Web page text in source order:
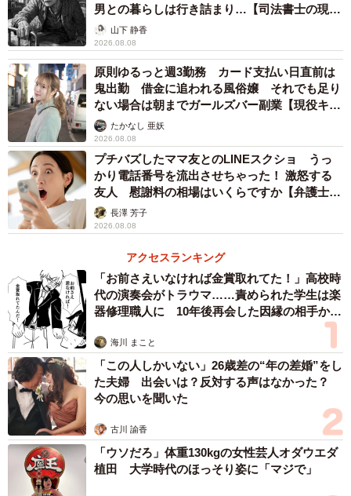
めの工夫はありますか。
「払わない」と言えないのは自然なことです。そこで1つの
考え方として「陰徳を積んでいる」と捉えてみてはいかが
でしょうか。いずれ違う形で自分に返ってくると思えれ
ば、気持ちが和らぎます。
他にも、「嫌なことが起きた＝自分へのセルフケアタイ
ム」と捉えることもおすすめです。自分の中で「嫌なこと
をレベル1〜3」に分け、それに応じた「気晴らしアイテム
（小＝コーヒー、中＝買い物、大＝旅行やエステなど）」
を準備しておきます。そうすることで、ストレスの大小に
合わせて柔軟にモヤモヤを処理できるようになりますよ。
また、視点を高く持ち「なんてことない出来事だ」とリフ
レーミングすることも有効です。宇宙や自然の映像を眺
め、心を広げることでストレスを相対化するのも意外に効
果的なんです。
お祝い金文化そのものを変えるのは難しいですが、自分な
りの受け止め方とセルフケアの方法を持っておくことで、
心の負担を最小限に抑えられるでしょう。
男との暮らしは行き詰まり…【司法書士の現場
から】山下 静香
2026.08.08
原則ゆるっと週3勤務 カード支払い日直前は
鬼出勤 借金に追われる風俗嬢 それでも足り
ない場合は朝までガールズバー副業【現役キャ
ストに取材】
たかなし 亜妖
2026.08.08
プチバズしたママ友とのLINEスクショ うっ
かり電話番号を流出させちゃった！ 激怒する
友人 慰謝料の相場はいくらですか【弁護士が
解説】長澤 芳子
2026.08.08
アクセスランキング
「お前さえいなければ金賞取れてた！」高校時
代の演奏会がトラウマ……責められた学生は楽
器修理職人に 10年後再会した因縁の相手から
海川 まこと
「この人しかいない」26歳差の“年の差婚”をし
た夫婦 出会いは？反対する声はなかった？
今の思いを聞いた
古川 諭香
「ウソだろ」体重130kgの女性芸人オダウエダ
植田 大学時代のほっそり姿に「マジで」